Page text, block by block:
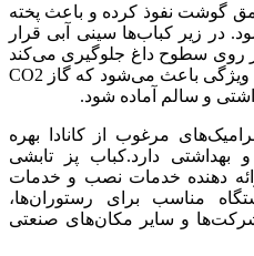
گوشت نفوذ کرده و باعث پخته
در زیر کباب‌ها سینی آبی قرار
روی سطوح داغ جلوگیری می‌کند
و در نتیجه دود تولید نمی‌شود. این ویژگی باعث می‌شود که گاز CO2
و سالم آماده شود.
مرغوب از کانادا بهره
بهداشتی دارد.کباب پز تابشی
دهنده خدمات نصب و خدمات
مناسب برای رستوران‌ها،
شرکت‌ها و سایر مکان‌های صنعتی